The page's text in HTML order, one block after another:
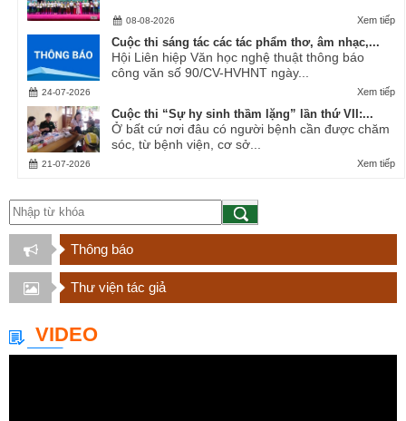
Xem tiếp
08-08-2026
Cuộc thi sáng tác các tác phẩm thơ, âm nhạc,...
Hội Liên hiệp Văn học nghệ thuật thông báo
công văn số 90/CV-HVHNT ngày...
Xem tiếp
24-07-2026
Cuộc thi “Sự hy sinh thầm lặng” lần thứ VII:...
Ở bất cứ nơi đâu có người bệnh cần được chăm
sóc, từ bệnh viện, cơ sở...
Xem tiếp
21-07-2026
Thông báo
Thư viện tác giả
VIDEO